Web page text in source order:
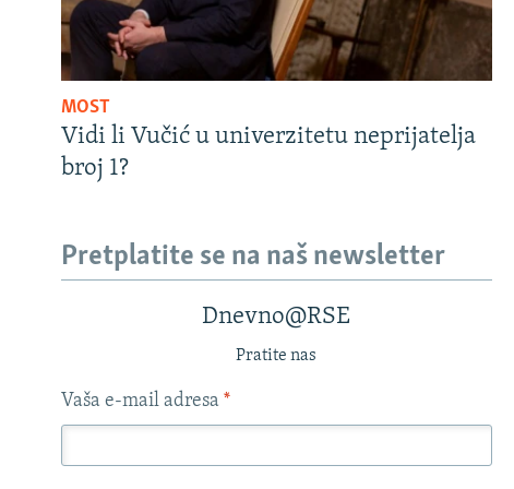
MOST
Vidi li Vučić u univerzitetu neprijatelja
broj 1?
Pretplatite se na naš newsletter
Dnevno@RSE
Pratite nas
Vaša e-mail adresa *